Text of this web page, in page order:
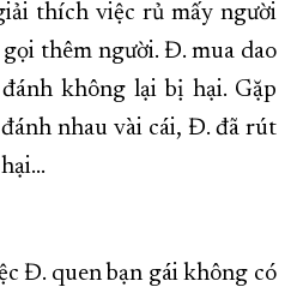
thích việc rủ mấy người
thêm người. Đ. mua dao
không lại bị hại. Gặp
nhau vài cái, Đ. đã rút
Đ. quen bạn gái không có